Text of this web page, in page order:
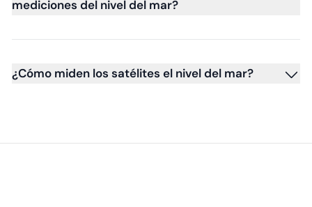
mediciones del nivel del mar?
¿Cómo miden los satélites el nivel del mar?